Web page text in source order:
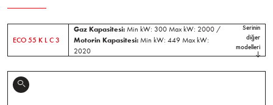
ECO 55 K L C 3
Gaz Kapasitesi:Min kW: 300 Max kW: 2000 /
Motorin Kapasitesi:Min kW: 449 Max kW:
2020
Serinin
diğer
modelleri